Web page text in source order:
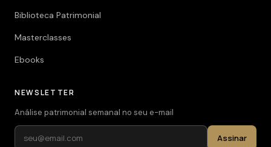
Biblioteca Patrimonial
Masterclasses
Ebooks
NEWSLETTER
Análise patrimonial semanal no seu e-mail
Assinar